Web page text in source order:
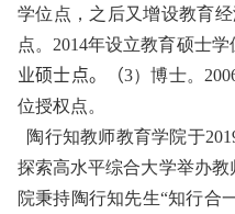
学位点，之后又增设教育
点。 2014年设立教育硕士学
业硕士点。（3）博士。
位授权点。
陶行知教师教育学院于
探索高水平综合大学举办教
院秉持陶行知先生“知行合